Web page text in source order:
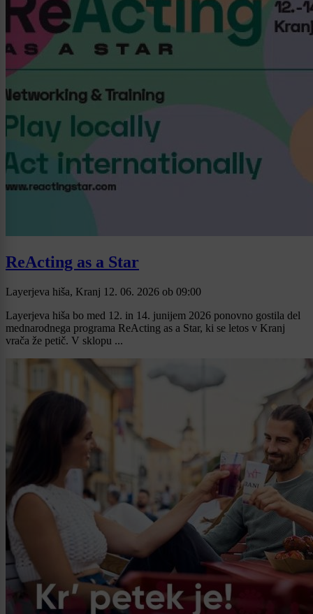
ReActing as a Star
Layerjeva hiša, Kranj 12. 06. 2026 ob 09:00
Layerjeva hiša bo med 12. in 14. junijem 2026 ponovno gostila del
mednarodnega programa ReActing as a Star, ki se letos v Kranj
vrača že petič. V sklopu ...